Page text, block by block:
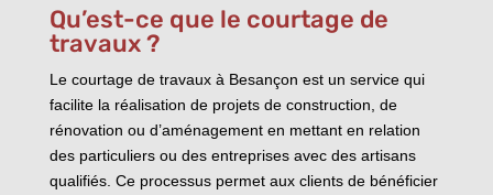
Qu’est-ce que le courtage de
travaux ?
Le courtage de travaux à Besançon est un service qui
facilite la réalisation de projets de construction, de
rénovation ou d’aménagement en mettant en relation
des particuliers ou des entreprises avec des artisans
qualifiés. Ce processus permet aux clients de bénéficier